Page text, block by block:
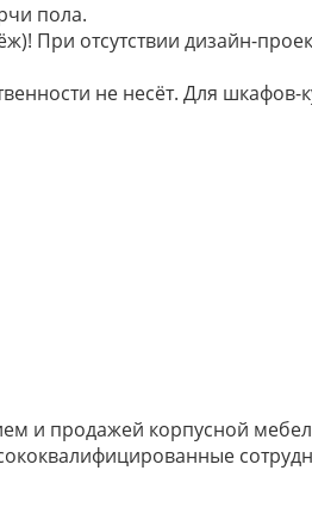
пола.
При отсутствии дизайн-
не несёт. Для
и продажей корпусной